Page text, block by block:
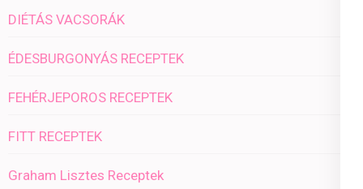
DIÉTÁS VACSORÁK
ÉDESBURGONYÁS RECEPTEK
FEHÉRJEPOROS RECEPTEK
FITT RECEPTEK
Graham Lisztes Receptek